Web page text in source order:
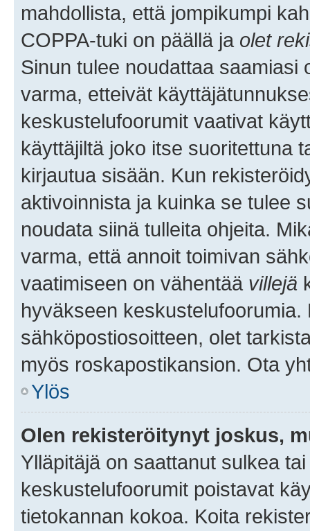
mahdollista, että jompikumpi
COPPA-tuki on päällä ja olet
Sinun tulee noudattaa saamiasi
varma, etteivät
keskustelufoorumit vaativat
käyttäjiltä joko itse suoritettuna
kirjautua sisään. Kun
aktivoinnista ja kuinka se tulee
noudata siinä tulleita ohjeita.
varma, että annoit toimivan
vaatimiseen on vähentää villejä
hyväkseen
sähköpostiosoitteen, olet
myös roskapostikansion. Ota
Ylös
Olen rekisteröitynyt joskus,
Ylläpitäjä on saattanut sulkea
keskustelufoorumit poistavat
tietokannan kokoa. Koita